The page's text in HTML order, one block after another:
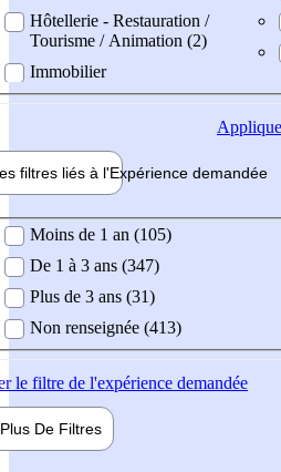
Hôtellerie - Restauration /
Tourisme / Animation (2)
Immobilier
filtres liés à l'Expérience demandée
demandée
Moins de 1 an (105)
De 1 à 3 ans (347)
Plus de 3 ans (31)
Non renseignée (413)
le filtre de l'expérience demandée
Plus De Filtres